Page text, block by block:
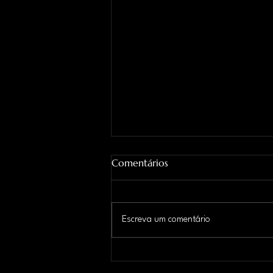
Comentários
Escreva um comentário